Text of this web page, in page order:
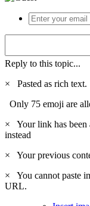
Reply to this topic...
×
Pasted as rich text.
Only 75 emoji are
×
Your link has
instead
×
Your previous
×
You cannot paste
URL.